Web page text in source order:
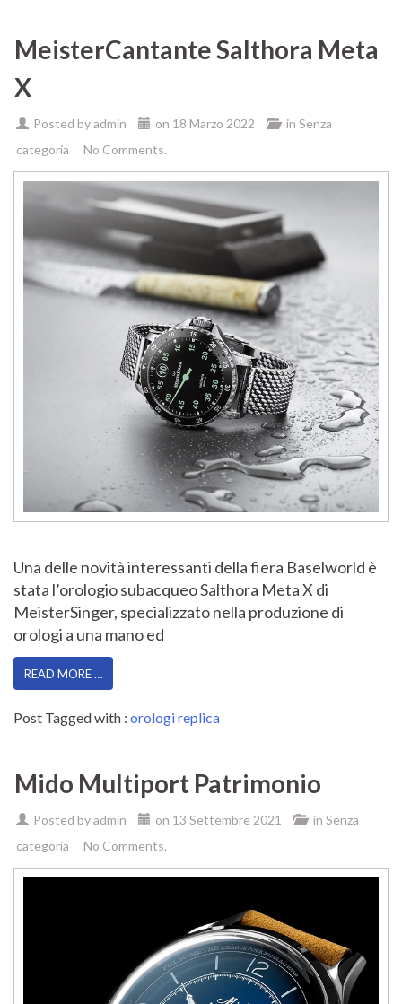
MeisterCantante Salthora Meta
X
Posted byadmin on 18 Marzo 2022 in Senza
categoria
No Comments.
Una delle novità interessanti della fiera Baselworld è
stata l’orologio subacqueo Salthora Meta X di
MeisterSinger, specializzato nella produzione di
orologi a una mano ed
READ MORE …
Post Tagged with : orologi replica
Mido Multiport Patrimonio
Posted byadmin on 13 Settembre 2021 in Senza
categoria
No Comments.